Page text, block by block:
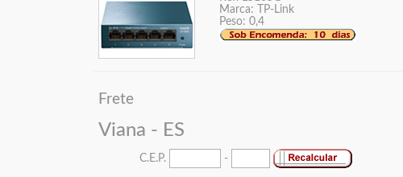
Marca: TP-Link
Peso: 0,4
Frete
Viana - ES
C.E.P. -